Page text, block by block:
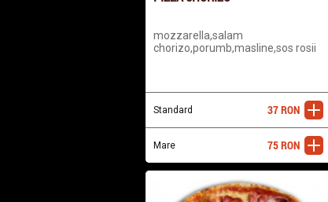
mozzarella,salam
chorizo,porumb,masline,sos rosii
Standard adaugă
37RON
Mare adaugă
75RON